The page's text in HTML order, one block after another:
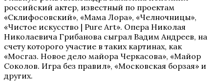
российский актер, известный по проектам
«Склифосовский», «Мама Лора», «Челночницы»,
«Чистое искусство | Pure Art». Опера Николая
Николаевича Грибанова сыграл Вадим Андреев, на
счету которого участие в таких картинах, как
«Мосгаз. Новое дело майора Черкасова», «Майор
Соколов. Игра без правил», «Московская борзая» и
других.